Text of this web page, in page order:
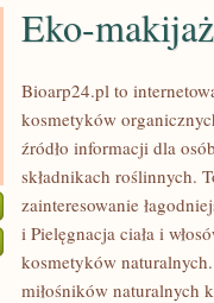
EKO-
MAKIJAŻ
Eko-makijaż
Bioarp24.pl to
kosmetyków
źródło informacji dla
składnikach roślinnych.
zainteresowanie
i Pielęgnacja ciała i
kosmetyków
miłośników naturalnych